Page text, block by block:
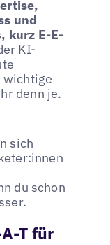
und
kurz E-E-
KI-
wichtige
denn je.
sich
du schon
T für